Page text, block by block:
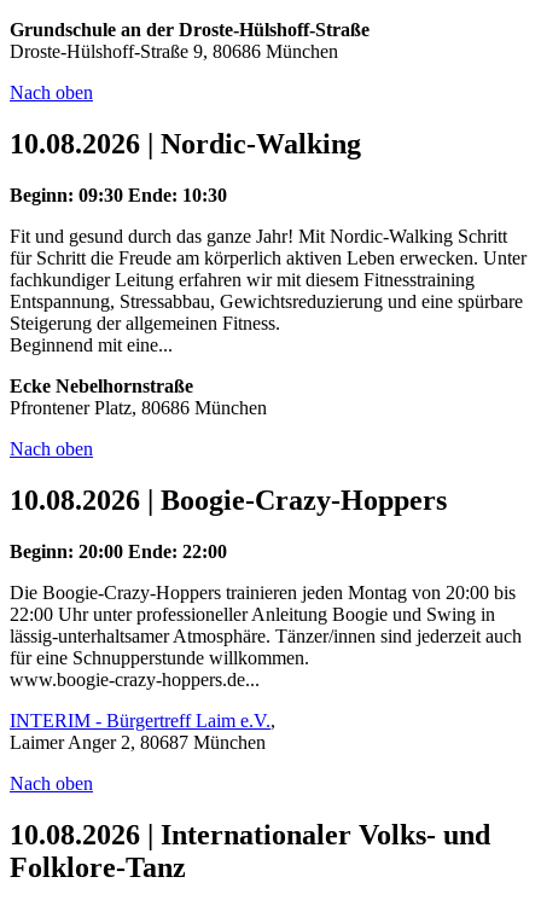
Grundschule an der Droste-Hülshoff-Straße
Droste-Hülshoff-Straße 9, 80686 München
Nach oben
10.08.2026 | Nordic-Walking
Beginn: 09:30 Ende: 10:30
Fit und gesund durch das ganze Jahr! Mit Nordic-Walking Schritt
für Schritt die Freude am körperlich aktiven Leben erwecken. Unter
fachkundiger Leitung erfahren wir mit diesem Fitnesstraining
Entspannung, Stressabbau, Gewichtsreduzierung und eine spürbare
Steigerung der allgemeinen Fitness.
Beginnend mit eine...
Ecke Nebelhornstraße
Pfrontener Platz, 80686 München
Nach oben
10.08.2026 | Boogie-Crazy-Hoppers
Beginn: 20:00 Ende: 22:00
Die Boogie-Crazy-Hoppers trainieren jeden Montag von 20:00 bis
22:00 Uhr unter professioneller Anleitung Boogie und Swing in
lässig-unterhaltsamer Atmosphäre. Tänzer/innen sind jederzeit auch
für eine Schnupperstunde willkommen.
www.boogie-crazy-hoppers.de...
INTERIM - Bürgertreff Laim e.V.,
Laimer Anger 2, 80687 München
Nach oben
10.08.2026 | Internationaler Volks- und
Folklore-Tanz